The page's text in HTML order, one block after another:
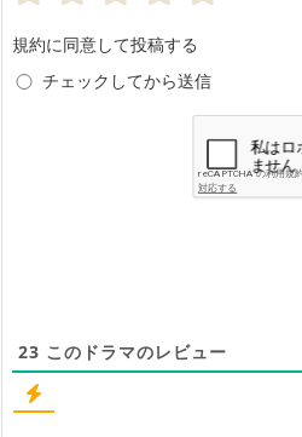
ん)
規約に同意して投稿する
チェックしてから送信
23 このドラマのレビュー